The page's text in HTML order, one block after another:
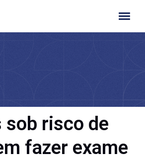
sob risco de
fazer exame